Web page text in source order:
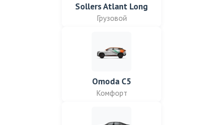
Sollers Atlant Long
Грузовой
Omoda C5
Комфорт